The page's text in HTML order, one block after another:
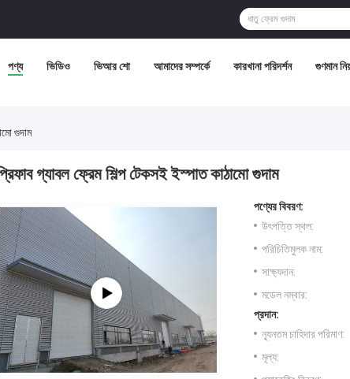
পণ্য ভিডিও ভিআর শো আমাদের সম্পর্কে কারখানা পরিদর্শন গুণমান
গুদাম
গ্যাবল ফ্রেম শিল্প টেকসই ইস্পাত কাঠামো গুদাম
পণ্যের বিবরণ:
উৎপত্তি স্থল:
পরিচিতিমুলক নাম:
সাক্ষ্যদান:
মডেল নম্বার:
প্রদান:
ন্যূনতম চাহিদার পরিমাণ:
মূল্য: